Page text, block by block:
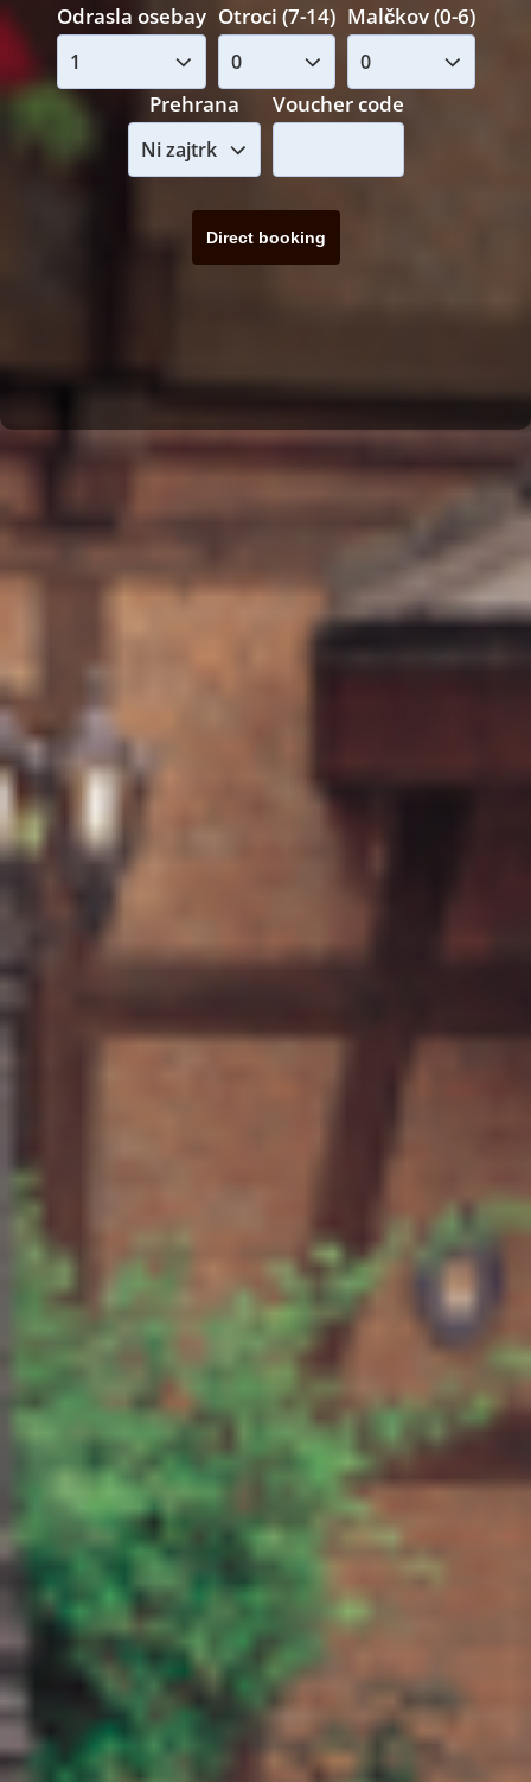
Odrasla osebay Otroci (7-14) Malčkov (0-6)
Prehrana Voucher code